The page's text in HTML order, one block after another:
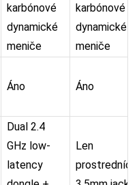
karbónové
dynamické
meniče
karbónové
dynamické
meniče
Áno Áno
Dual 2.4
GHz low-
latency
Len